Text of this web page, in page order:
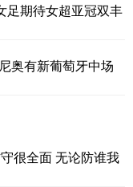
足期待女超亚冠双丰
奥有新葡萄牙中场
很全面 无论防谁我